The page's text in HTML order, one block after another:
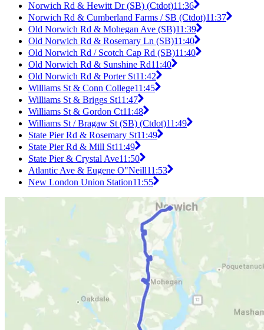
Norwich Rd & Hewitt Dr (SB) (Ctdot)11:36
Norwich Rd & Cumberland Farms / SB (Ctdot)11:37
Old Norwich Rd & Mohegan Ave (SB)11:39
Old Norwich Rd & Rosemary Ln (SB)11:40
Old Norwich Rd / Scotch Cap Rd (SB)11:40
Old Norwich Rd & Sunshine Rd11:40
Old Norwich Rd & Porter St11:42
Williams St & Conn College11:45
Williams St & Briggs St11:47
Williams St & Gordon Ct11:48
Williams St / Bragaw St (SB) (Ctdot)11:49
State Pier Rd & Rosemary St11:49
State Pier Rd & Mill St11:49
State Pier & Crystal Ave11:50
Atlantic Ave & Eugene O"Neill11:53
New London Union Station11:55